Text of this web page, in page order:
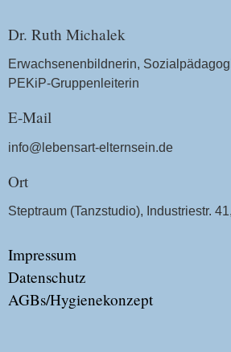
Dr. Ruth Michalek
Erwachsenenbildnerin,
PEKiP-Gruppenleiterin
E-Mail
info@lebensart-elternsein.de
Ort
Steptraum (Tanzstudio), Industriestr.
Impressum
Datenschutz
AGBs/Hygienekonzept